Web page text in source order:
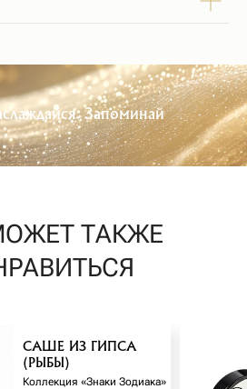
САШЕ ИЗ ГИПСА
(РЫБЫ)
Коллекция «Знаки Зодиака»